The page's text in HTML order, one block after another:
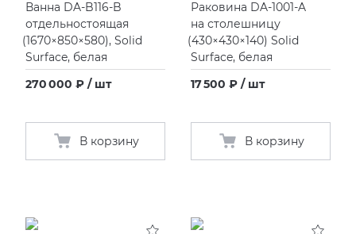
Ванна DA-B116-B
отдельностоящая
(1670×850×580), Solid
Surface, белая
270 000 ₽ / шт
В корзину
Раковина DA-1001-A
на столешницу
(430×430×140) Solid
Surface, белая
17 500 ₽ / шт
В корзину